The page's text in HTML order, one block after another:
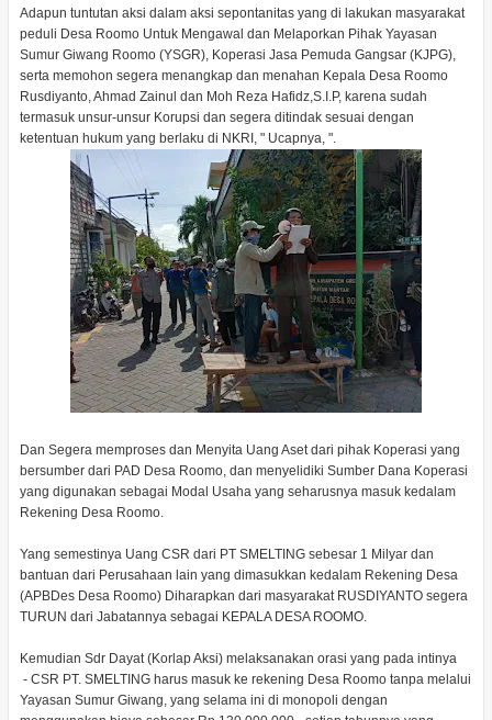
Adapun tuntutan aksi dalam aksi sepontanitas yang di lakukan masyarakat
peduli Desa Roomo Untuk Mengawal dan Melaporkan Pihak Yayasan
Sumur Giwang Roomo (YSGR), Koperasi Jasa Pemuda Gangsar (KJPG),
serta memohon segera menangkap dan menahan Kepala Desa Roomo
Rusdiyanto, Ahmad Zainul dan Moh Reza Hafidz,S.I.P, karena sudah
termasuk unsur-unsur Korupsi dan segera ditindak sesuai dengan
ketentuan hukum yang berlaku di NKRI, " Ucapnya, ".
Dan Segera memproses dan Menyita Uang Aset dari pihak Koperasi yang
bersumber dari PAD Desa Roomo, dan menyelidiki Sumber Dana Koperasi
yang digunakan sebagai Modal Usaha yang seharusnya masuk kedalam
Rekening Desa Roomo.
Yang semestinya Uang CSR dari PT SMELTING sebesar 1 Milyar dan
bantuan dari Perusahaan lain yang dimasukkan kedalam Rekening Desa
(APBDes Desa Roomo) Diharapkan dari masyarakat RUSDIYANTO segera
TURUN dari Jabatannya sebagai KEPALA DESA ROOMO.
Kemudian Sdr Dayat (Korlap Aksi) melaksanakan orasi yang pada intinya
- CSR PT. SMELTING harus masuk ke rekening Desa Roomo tanpa melalui
Yayasan Sumur Giwang, yang selama ini di monopoli dengan